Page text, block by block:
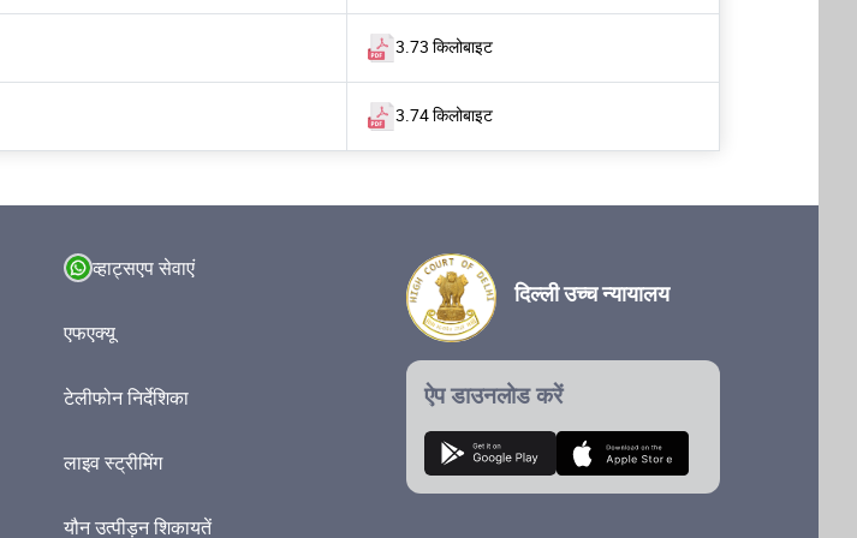
3.73 किलोबाइट
3.74 किलोबाइट
व्हाट्सएप सेवाएं
एफएक्यू
टेलीफोन निर्देशिका
लाइव स्ट्रीमिंग
यौन उत्पीड़न शिकायतें
दिल्ली उच्च न्यायालय
ऐप डाउनलोड करें